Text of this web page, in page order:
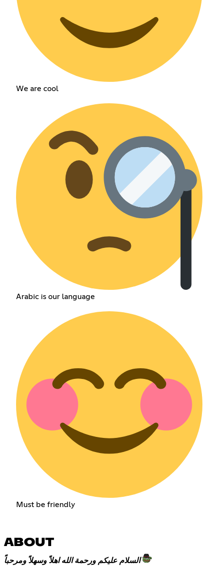
We are cool
Arabic is our language
Must be friendly
ABOUT
السلام عليكم ورحمة الله اهلاً وسهلاً ومرحباً